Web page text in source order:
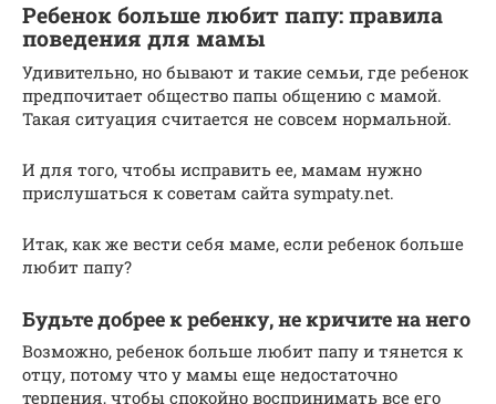
Ребенок больше любит папу: правила
поведения для мамы
Удивительно, но бывают и такие семьи, где ребенок
предпочитает общество папы общению с мамой.
Такая ситуация считается не совсем нормальной.
И для того, чтобы исправить ее, мамам нужно
прислушаться к советам сайта sympaty.net.
Итак, как же вести себя маме, если ребенок больше
любит папу?
Будьте добрее к ребенку, не кричите на него
Возможно, ребенок больше любит папу и тянется к
отцу, потому что у мамы еще недостаточно
терпения, чтобы спокойно воспринимать все его